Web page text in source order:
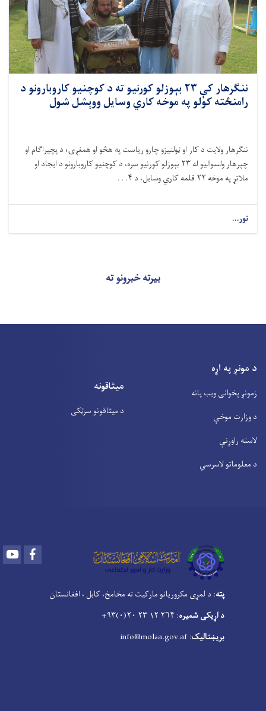
ننګرهار کې ۲۳ بېوزلو کورنیو ته د کوچنیو کاروبارونو د
رامنځته کولو په موخه کاري وسایل ووېشل شول
ننګرهار ولایت د کار او ټولنیزو چارو ریاست په هڅو او همغږۍ؛ د پچیراګام او
چپرهار ولسوالیو له۲۳ بېوزلو کورنیو سره، د کوچنیو کاروبارونو د ایجاد او
ملاتړ په موخه ۲۲ قلمه کاري وسایل، د ۴. . .
نور...
بیرته خبرونو ته
د مونږ په اړه
زمونږ پخوانی ویب پانه
د وزارت موخې
لاسته راوړنې
د معلوماتو لاسرسي
میثاقونه
د میثاقونو سرټکی
Youtube
پته: د لمړی مکروریانو مارکیت ته مخامخ، کابل ، افغانستان
د اړیکی شمیره: ۲۶۴ ۱۲ ۲۳ ۲۰(۰)۹۳+
بریښنالیک: info@molsa.gov.af